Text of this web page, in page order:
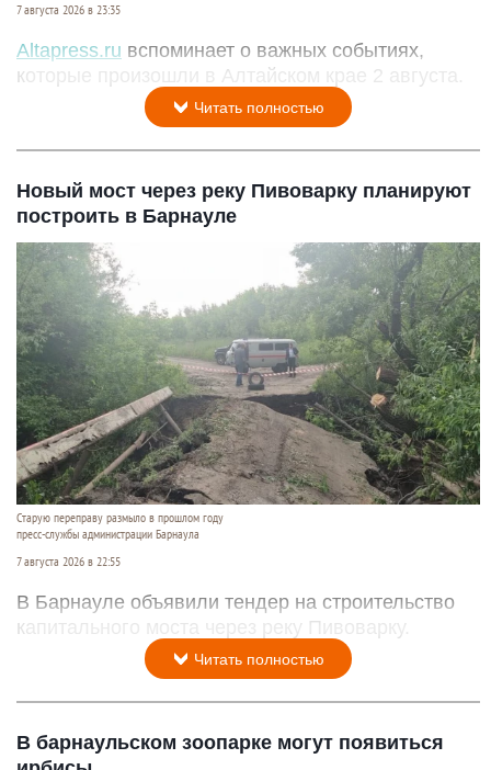
7 августа 2026 в 23:35
Altapress.ru вспоминает о важных событиях,
которые произошли в Алтайском крае 2 августа.
Читать полностью
Новый мост через реку Пивоварку планируют
построить в Барнауле
Старую переправу размыло в прошлом году
пресс-службы администрации Барнаула
7 августа 2026 в 22:55
В Барнауле объявили тендер на строительство
капитального моста через реку Пивоварку.
Читать полностью
В барнаульском зоопарке могут появиться